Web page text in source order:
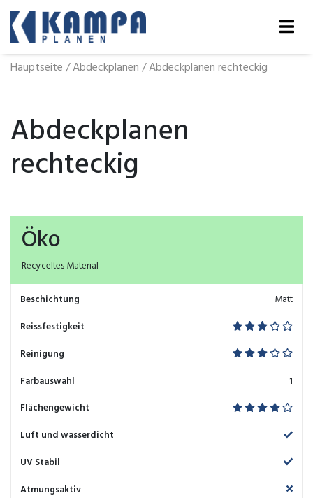
Hauptseite/Abdeckplanen/Abdeckplanen rechteckig
Abdeckplanen
rechteckig
Öko
Recyceltes Material
Beschichtung
Matt
Reissfestigkeit
Reinigung
Farbauswahl
1
Flächengewicht
Luft und wasserdicht
UV Stabil
Atmungsaktiv